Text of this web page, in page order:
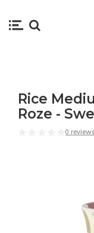
Rice
Roze -
0 reviews